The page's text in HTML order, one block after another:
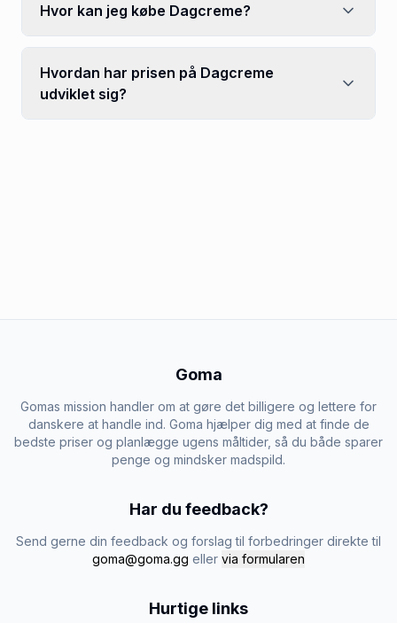
Hvor kan jeg købe Dagcreme?
Hvordan har prisen på Dagcreme
udviklet sig?
Goma
Gomas mission handler om at gøre det billigere og lettere for
danskere at handle ind. Goma hjælper dig med at finde de
bedste priser og planlægge ugens måltider, så du både sparer
penge og mindsker madspild.
Har du feedback?
Send gerne din feedback og forslag til forbedringer direkte til
goma@goma.gg eller via formularen
Hurtige links